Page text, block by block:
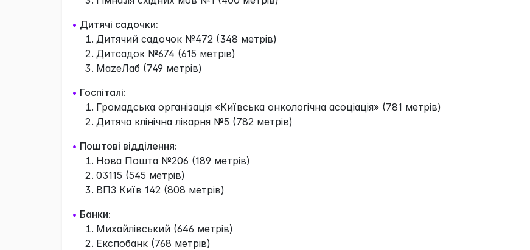
• Дитячі садочки:
Дитячий садочок №472 (348 метрів)
Дитсадок №674 (615 метрів)
MazeЛаб (749 метрів)
• Госпіталі:
Громадська організація «Київська онкологічна асоціація» (781 метрів)
Дитяча клінічна лікарня №5 (782 метрів)
• Поштові відділення:
Нова Пошта №206 (189 метрів)
03115 (545 метрів)
ВПЗ Київ 142 (808 метрів)
• Банки:
Михайлiвський (646 метрів)
Експобанк (768 метрів)